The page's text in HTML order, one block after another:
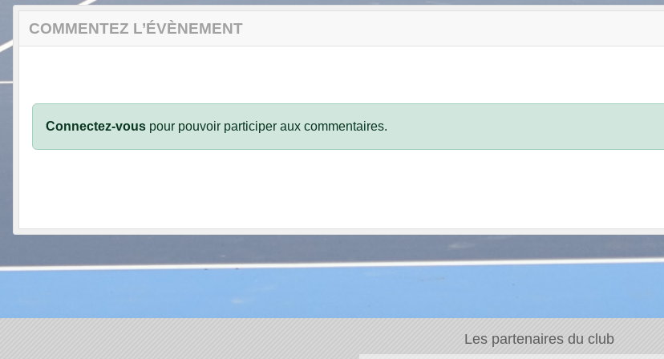
COMMENTEZ L’ÉVÈNEMENT
Connectez-vous pour pouvoir participer aux commentaires.
Les partenaires du club